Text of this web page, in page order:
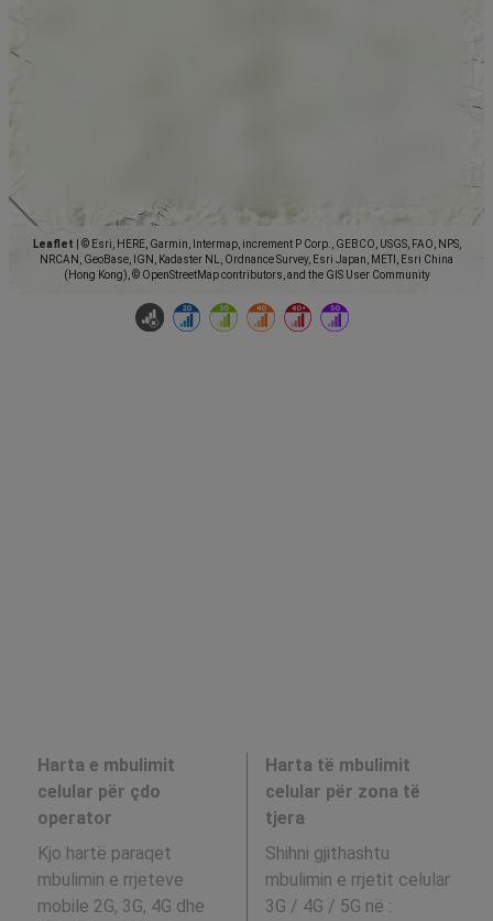
Leaflet
© Esri, HERE, Garmin, Intermap, increment P Corp., GEBCO, USGS, FAO, NPS,
NRCAN, GeoBase, IGN, Kadaster NL, Ordnance Survey, Esri Japan, METI, Esri China
(Hong Kong), © OpenStreetMap contributors, and the GIS User Community
Harta e mbulimit
celular për çdo
operator
Kjo hartë paraqet
mbulimin e rrjeteve
mobile 2G, 3G, 4G dhe
Harta të mbulimit
celular për zona të
tjera
Shihni gjithashtu
mbulimin e rrjetit celular
3G / 4G / 5G në :